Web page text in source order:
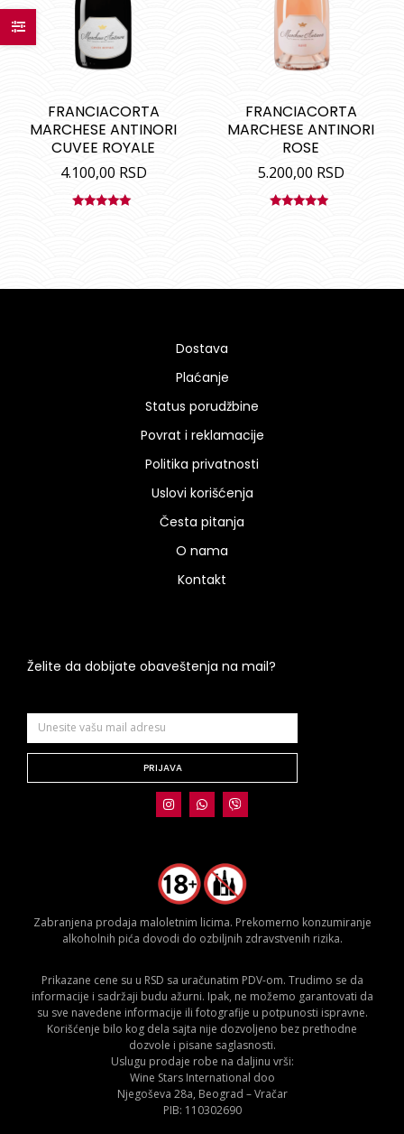
FRANCIACORTA
MARCHESE ANTINORI
CUVEE ROYALE
4.100,00 RSD
FRANCIACORTA
MARCHESE ANTINORI
ROSE
5.200,00 RSD
Dostava
Plaćanje
Status porudžbine
Povrat i reklamacije
Politika privatnosti
Uslovi korišćenja
Česta pitanja
O nama
Kontakt
Želite da dobijate obaveštenja na mail?
PRIJAVA
Zabranjena prodaja maloletnim licima. Prekomerno konzumiranje
alkoholnih pića dovodi do ozbiljnih zdravstvenih rizika.
Prikazane cene su u RSD sa uračunatim PDV-om. Trudimo se da
informacije i sadržaji budu ažurni. Ipak, ne možemo garantovati da
su sve navedene informacije ili fotografije u potpunosti ispravne.
Korišćenje bilo kog dela sajta nije dozvoljeno bez prethodne
dozvole i pisane saglasnosti.
Uslugu prodaje robe na daljinu vrši:
Wine Stars International doo
Njegoševa 28a, Beograd – Vračar
PIB: 110302690